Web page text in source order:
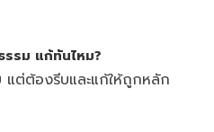
รรม แก้ทันไหม?
แต่ต้องรีบและแก้ให้ถูกหลัก